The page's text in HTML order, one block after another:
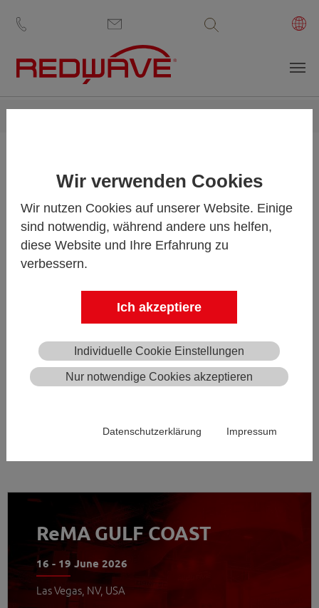
Wir verwenden Cookies
Wir nutzen Cookies auf unserer Website. Einige
sind notwendig, während andere uns helfen,
diese Website und Ihre Erfahrung zu
verbessern.
Ich akzeptiere
Individuelle Cookie Einstellungen
Nur notwendige Cookies akzeptieren
Datenschutzerklärung Impressum
Zum Hauptinhalt springen
Volltextsuche
Sie sind hier:
Events
CARI 2026
Gatineau, QC Canada
ReMA GULF COAST
16 - 19 June 2026
Las Vegas, NV, USA